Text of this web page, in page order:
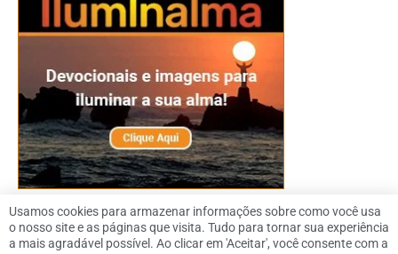
Usamos cookies para armazenar informações sobre como você usa
o nosso site e as páginas que visita. Tudo para tornar sua experiência
a mais agradável possível. Ao clicar em 'Aceitar', você consente com a